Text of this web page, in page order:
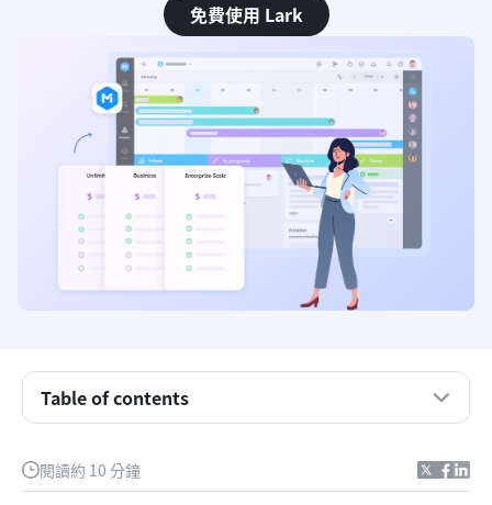
免費使用 Lark
閱讀約 10 分鐘
Table of contents
什麼是MeisterTask？
MeisterTask 價格方案與功能概覽
在 MeisterTask 的定價開始讓人感到受限的地方
MeisterTask 應用程式在各裝置間的體驗
支援、入職培訓與自助服務協助